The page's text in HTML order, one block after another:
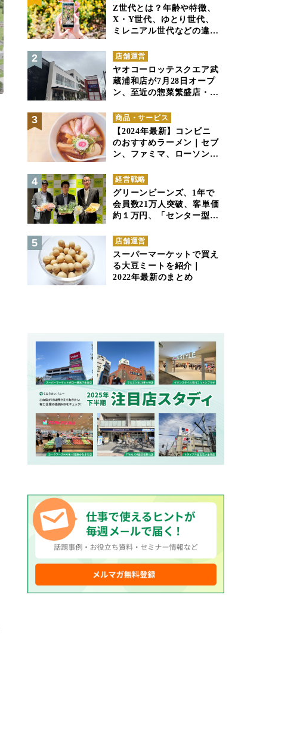
Z世代とは？年齢や特徴、
X・Y世代、ゆとり世代、
ミレニアル世代などの違い
店舗運営
ヤオコーロッテスクエア武
蔵浦和店が7月28日オープ
ン、至近の惣菜繁盛店・武
すみ分け
商品・サービス
【2024年最新】コンビニ
のおすすめラーメン｜セブ
ン、ファミマ、ローソンの
経営戦略
グリーンビーンズ、1年で
会員数21万人突破、客単価
約１万円、「センター型の
も成立できるか
店舗運営
スーパーマーケットで買え
る大豆ミートを紹介｜
2022年最新のまとめ